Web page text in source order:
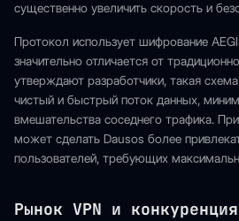
существенно увеличить скорость и
Протокол использует шифрование
значительно отличается от
утверждают разработчики, такая
чистый и быстрый поток данных,
вмешательства соседнего трафика.
может сделать Dausos более
пользователей, требующих
Рынок VPN и